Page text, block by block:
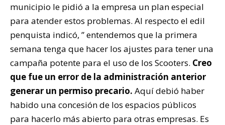
municipio le pidió a la empresa un plan especial
para atender estos problemas. Al respecto el edil
penquista indicó, ” entendemos que la primera
semana tenga que hacer los ajustes para tener una
campaña potente para el uso de los Scooters. Creo
que fue un error de la administración anterior
generar un permiso precario. Aquí debió haber
habido una concesión de los espacios públicos
para hacerlo más abierto para otras empresas. Es